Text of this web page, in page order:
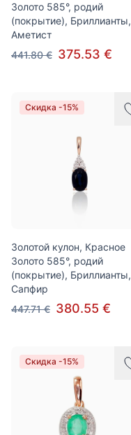
Золото 585°, родий
(покрытие), Бриллианты,
Аметист
441.80 € 375.53 €
Скидка -15%
Золотой кулон, Красное
Золото 585°, родий
(покрытие), Бриллианты,
Сапфир
447.71 € 380.55 €
Скидка -15%